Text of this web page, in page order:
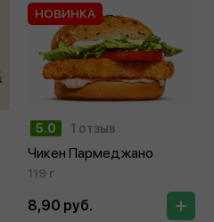
5.0 1 отзыв
Чикен Пармеджано
НОВИНКА
119 г
8,90 руб.